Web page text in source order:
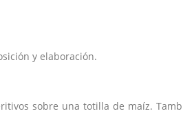
y elaboración.
sobre una totilla de maíz.